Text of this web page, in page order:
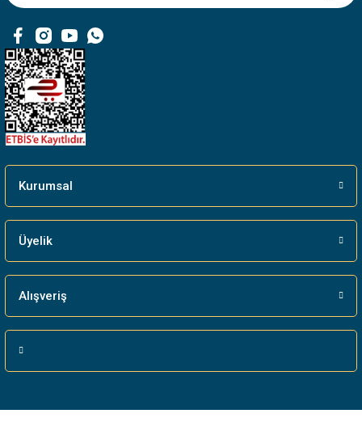
Bu ürüne benzer farklı alternatifler olmalı.
Kurumsal
Üyelik
Alışveriş